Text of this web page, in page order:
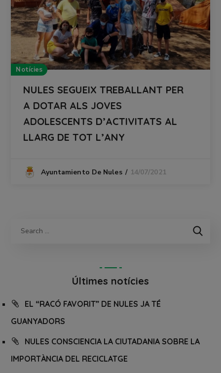
Notícies
NULES SEGUEIX TREBALLANT PER
A DOTAR ALS JOVES
ADOLESCENTS D’ACTIVITATS AL
LLARG DE TOT L’ANY
Ayuntamiento De Nules 14/07/2021
Últimes notícies
EL “RACÓ FAVORIT” DE NULES JA TÉ
GUANYADORS
NULES CONSCIENCIA LA CIUTADANIA SOBRE LA
IMPORTÀNCIA DEL RECICLATGE